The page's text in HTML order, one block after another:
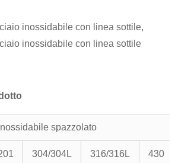
inossidabile con linea sottile,
inossidabile con linea sottile
spazzolato
304/304L 316/316L 430